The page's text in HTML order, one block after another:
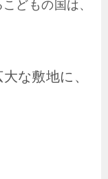
どもの国は、
な敷地に、